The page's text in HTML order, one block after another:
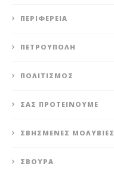
ΠΕΡΙΦΈΡΕΙΑ
ΠΕΤΡΟΎΠΟΛΗ
ΠΟΛΙΤΙΣΜΌΣ
ΣΑΣ ΠΡΟΤΕΊΝΟΥΜΕ
ΣΒΗΣΜΈΝΕΣ ΜΟΛΥΒΙΈΣ
ΣΒΟΎΡΑ